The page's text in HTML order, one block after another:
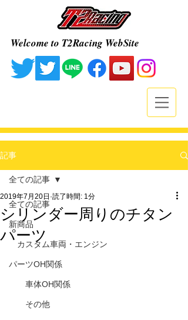
Welcome to T2Racing WebSite
記事
全ての記事
新商品
カスタム車両・エンジン
パーツOH関係
車体OH関係
その他
全ての記事
シリンダー周りのチタン
パーツ
2019年7月20日 読了時間: 1分